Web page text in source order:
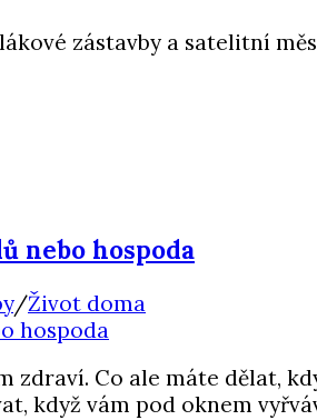
zástavby a satelitní
nebo hospoda
/Život doma
zdraví. Co ale máte dělat,
když vám pod oknem